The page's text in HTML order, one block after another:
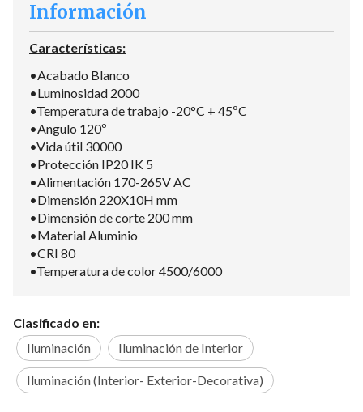
Información
Características:
•Acabado Blanco
•Luminosidad 2000
•Temperatura de trabajo -20°C + 45ºC
•Angulo 120º
•Vida útil 30000
•Protección IP20 IK 5
•Alimentación 170-265V AC
•Dimensión 220X10H mm
•Dimensión de corte 200 mm
•Material Aluminio
•CRI 80
•Temperatura de color 4500/6000
Clasificado en:
Iluminación
Iluminación de Interior
Iluminación (Interior- Exterior-Decorativa)